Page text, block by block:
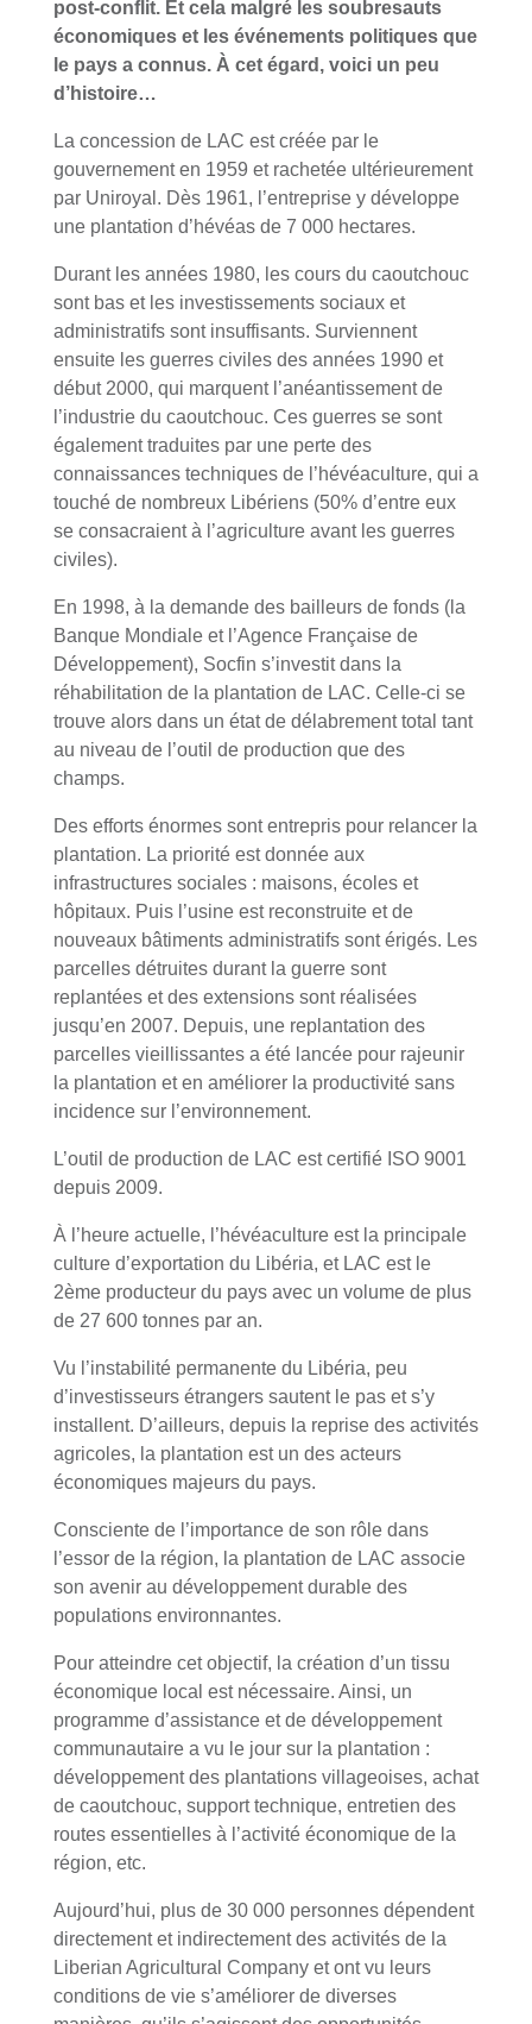
post-conflit. Et cela malgré les soubresauts
économiques et les événements politiques que
le pays a connus. À cet égard, voici un peu
d’histoire…
La concession de LAC est créée par le
gouvernement en 1959 et rachetée ultérieurement
par Uniroyal. Dès 1961, l’entreprise y développe
une plantation d’hévéas de 7 000 hectares.
Durant les années 1980, les cours du caoutchouc
sont bas et les investissements sociaux et
administratifs sont insuffisants. Surviennent
ensuite les guerres civiles des années 1990 et
début 2000, qui marquent l’anéantissement de
l’industrie du caoutchouc. Ces guerres se sont
également traduites par une perte des
connaissances techniques de l’hévéaculture, qui a
touché de nombreux Libériens (50% d’entre eux
se consacraient à l’agriculture avant les guerres
civiles).
En 1998, à la demande des bailleurs de fonds (la
Banque Mondiale et l’Agence Française de
Développement), Socfin s’investit dans la
réhabilitation de la plantation de LAC. Celle-ci se
trouve alors dans un état de délabrement total tant
au niveau de l’outil de production que des
champs.
Des efforts énormes sont entrepris pour relancer la
plantation. La priorité est donnée aux
infrastructures sociales : maisons, écoles et
hôpitaux. Puis l’usine est reconstruite et de
nouveaux bâtiments administratifs sont érigés. Les
parcelles détruites durant la guerre sont
replantées et des extensions sont réalisées
jusqu’en 2007. Depuis, une replantation des
parcelles vieillissantes a été lancée pour rajeunir
la plantation et en améliorer la productivité sans
incidence sur l’environnement.
L’outil de production de LAC est certifié ISO 9001
depuis 2009.
À l’heure actuelle, l’hévéaculture est la principale
culture d’exportation du Libéria, et LAC est le
2ème producteur du pays avec un volume de plus
de 27 600 tonnes par an.
Vu l’instabilité permanente du Libéria, peu
d’investisseurs étrangers sautent le pas et s’y
installent. D’ailleurs, depuis la reprise des activités
agricoles, la plantation est un des acteurs
économiques majeurs du pays.
Consciente de l’importance de son rôle dans
l’essor de la région, la plantation de LAC associe
son avenir au développement durable des
populations environnantes.
Pour atteindre cet objectif, la création d’un tissu
économique local est nécessaire. Ainsi, un
programme d’assistance et de développement
communautaire a vu le jour sur la plantation :
développement des plantations villageoises, achat
de caoutchouc, support technique, entretien des
routes essentielles à l’activité économique de la
région, etc.
Aujourd’hui, plus de 30 000 personnes dépendent
directement et indirectement des activités de la
Liberian Agricultural Company et ont vu leurs
conditions de vie s’améliorer de diverses